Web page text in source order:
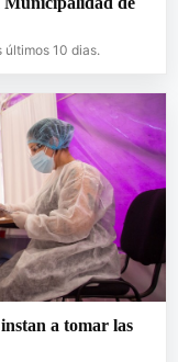
últimos 10 dias.
a tomar las